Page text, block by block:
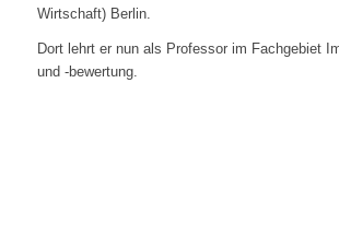
Wirtschaft) Berlin.
Dort lehrt er nun als Professor im Fachgebiet
und -bewertung.